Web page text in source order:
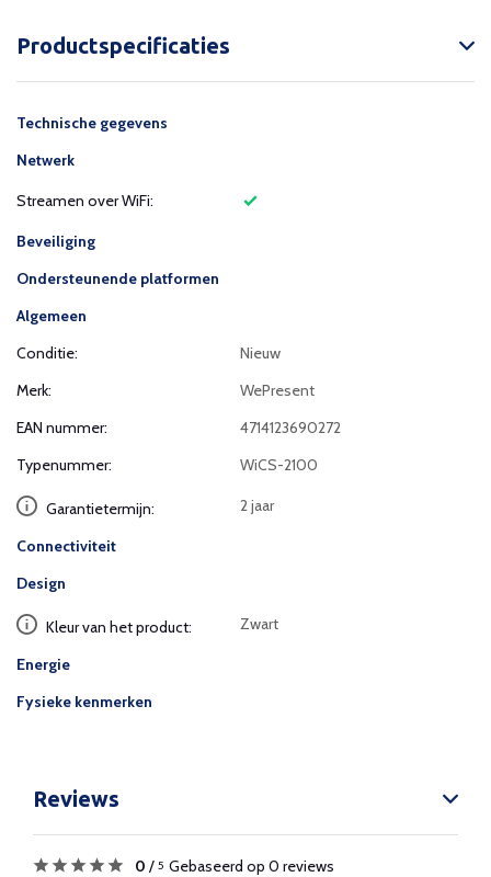
Productspecificaties
Technische gegevens
Netwerk
Streamen over WiFi:
Beveiliging
Ondersteunende platformen
Algemeen
Conditie:
Nieuw
Merk:
WePresent
EAN nummer:
4714123690272
Typenummer:
WiCS-2100
Garantietermijn: 2 jaar
Connectiviteit
Design
Kleur van het product: Zwart
Energie
Fysieke kenmerken
Reviews
0 / 5 Gebaseerd op 0 reviews